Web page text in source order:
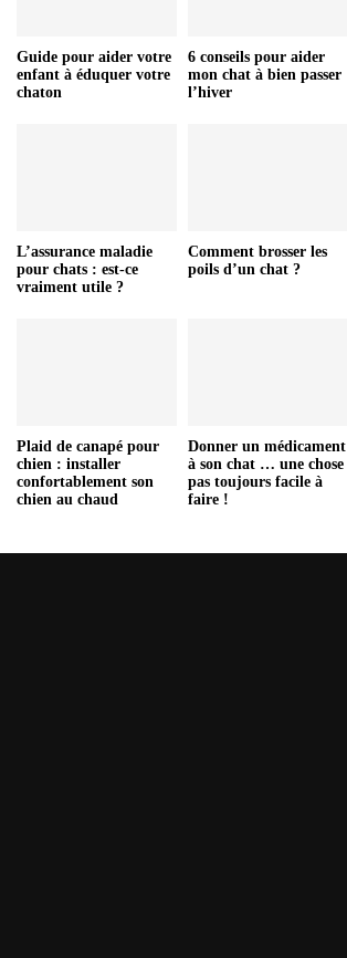
Guide pour aider votre
enfant à éduquer votre
chaton
6 conseils pour aider
mon chat à bien passer
l’hiver
L’assurance maladie
pour chats : est-ce
vraiment utile ?
Comment brosser les
poils d’un chat ?
Plaid de canapé pour
chien : installer
confortablement son
chien au chaud
Donner un médicament
à son chat … une chose
pas toujours facile à
faire !